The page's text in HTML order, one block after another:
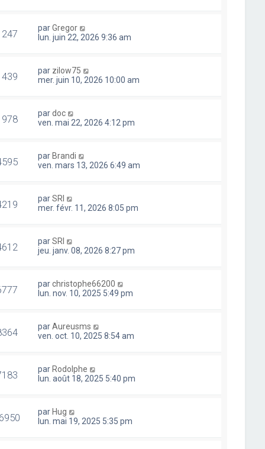
parGregor
lun. juin 22, 2026 9:36 am
par zilow75
mer. juin 10, 2026 10:00 am
pardoc
ven. mai 22, 2026 4:12 pm
par Brandi
ven. mars 13, 2026 6:49 am
parSRI
mer. févr. 11, 2026 8:05 pm
parSRI
jeu. janv. 08, 2026 8:27 pm
parchristophe66200
lun. nov. 10, 2025 5:49 pm
parAureusms
ven. oct. 10, 2025 8:54 am
par Rodolphe
lun. août 18, 2025 5:40 pm
par Hug
lun. mai 19, 2025 5:35 pm